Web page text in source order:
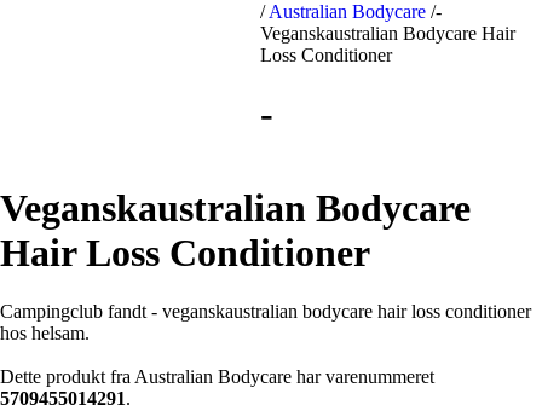
/ Australian Bodycare /-
Veganskaustralian Bodycare Hair
Loss Conditioner
-
Veganskaustralian Bodycare
Hair Loss Conditioner
Campingclub fandt - veganskaustralian bodycare hair loss conditioner
hos helsam.
Dette produkt fra Australian Bodycare har varenummeret
5709455014291.